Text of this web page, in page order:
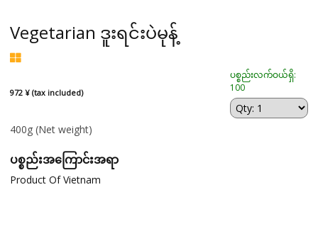
Vegetarian ဒူးရင်းပဲမုန့်
972 ¥ (tax included)
ပစ္စည်းလက်ဝယ်ရှိ:
100
400g (Net weight)
ပစ္စည်းအကြောင်းအရာ
Product Of Vietnam